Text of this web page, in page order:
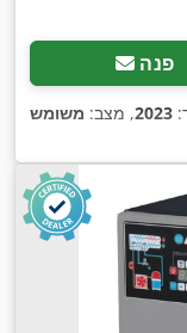
פנה
2023, מצב: משומש